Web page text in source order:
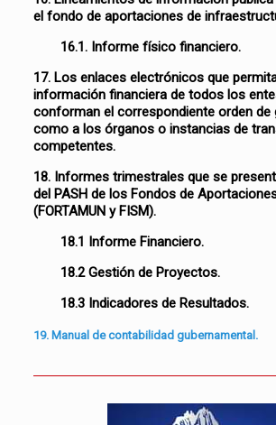
el fondo de aportaciones de
16.1. Informe físico financiero.
17. Los enlaces electrónicos que
información financiera de todos los
conforman el correspondiente orden de
como a los órganos o instancias de
competentes.
18. Informes trimestrales que se
del PASH de los Fondos de
(FORTAMUN y FISM).
18.1 Informe Financiero.
18.2 Gestión de Proyectos.
18.3 Indicadores de Resultados.
19. Manual de contabilidad gubernamental.